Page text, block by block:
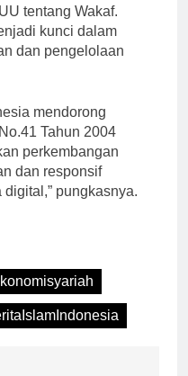
tentang Wakaf.
kunci dalam
dan pengelolaan
mendorong
Tahun 2004
perkembangan
dan responsif
pungkasnya.